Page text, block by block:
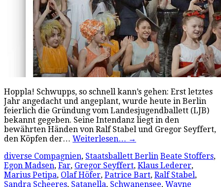
Hoppla! Schwupps, so schnell kann’s gehen: Erst letztes
Jahr angedacht und angeplant, wurde heute in Berlin
feierlich die Gründung vom Landesjugendballett (LJB)
bekannt gegeben. Seine Intendanz liegt in den
bewährten Händen von Ralf Stabel und Gregor Seyffert,
den Köpfen der… Weiterlesen… →
diverse Compagnien, Staatsballett Berlin Beate Stoffers,
Egon Madsen, Far, Gregor Seyffert, Klaus Lederer,
Marius Petipa, Olaf Höfer, Patrice Bart, Ralf Stabel,
Sandra Scheeres, Satanella, Schwanensee, Wayne